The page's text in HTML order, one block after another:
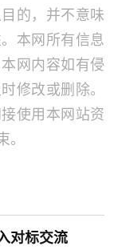
的，并不意味
本网所有信息
网内容如有侵
修改或删除。
使用本网站资
。
对标交流